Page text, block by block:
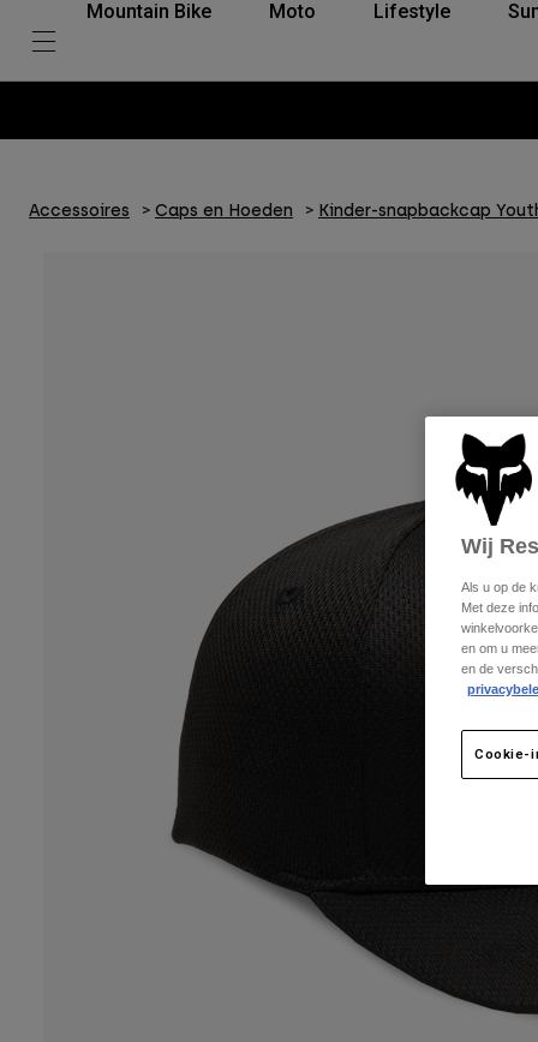
Mountain Bike Moto Lifestyle
Accessoires Caps en Hoeden Kinder-snapbackcap
Wij
Als u op de
Met deze
en om u
en de
Cookie-